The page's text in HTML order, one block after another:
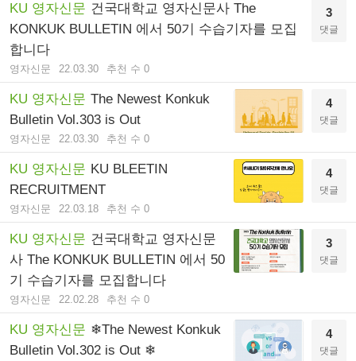
KU 영자신문 건국대학교 영자신문사 The
KONKUK BULLETIN 에서 50기 수습기자를 모집
합니다
영자신문 22.03.30 추천 수 0
3
댓글
KU 영자신문 The Newest Konkuk
Bulletin Vol.303 is Out
영자신문 22.03.30 추천 수 0
4
댓글
KU 영자신문 KU BLEETIN
RECRUITMENT
영자신문 22.03.18 추천 수 0
4
댓글
KU 영자신문 건국대학교 영자신문
사 The KONKUK BULLETIN 에서 50
기 수습기자를 모집합니다
영자신문 22.02.28 추천 수 0
3
댓글
KU 영자신문 ❄The Newest Konkuk
Bulletin Vol.302 is Out ❄
4
댓글